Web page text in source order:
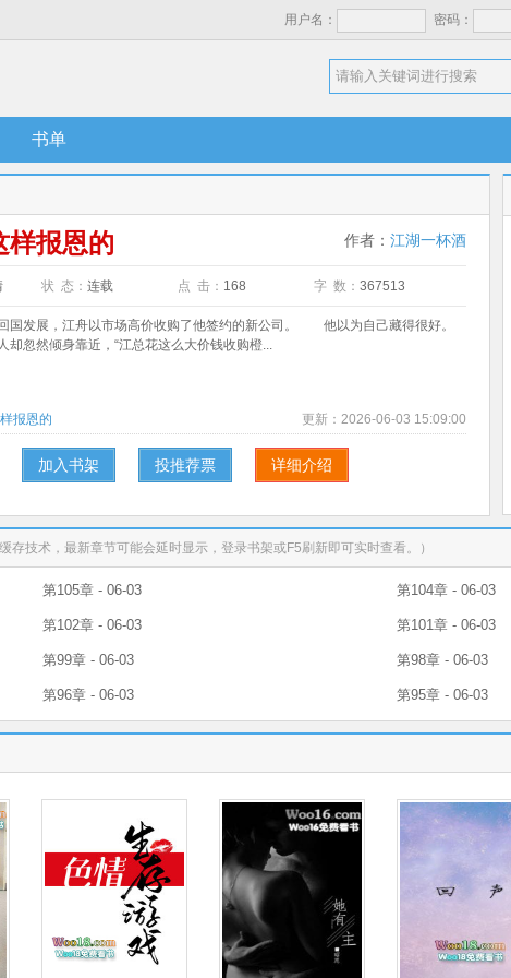
用户名： 密码：
书单
样报恩的 作者： 江湖一杯酒
状 态： 连载 点 击： 168 字 数： 367513
发展，江舟以市场高价收购了他签约的新公司。 他以为自己藏得很好。
却忽然倾身靠近，“江总花这么大价钱收购橙...
报恩的 更新： 2026-06-03 15:09:00
加入书架 投推荐票 详细介绍
存技术，最新章节可能会延时显示，登录书架或F5刷新即可实时查看。）
第105章 - 06-03 第104章 - 06-03
第102章 - 06-03 第101章 - 06-03
第99章 - 06-03 第98章 - 06-03
第96章 - 06-03 第95章 - 06-03